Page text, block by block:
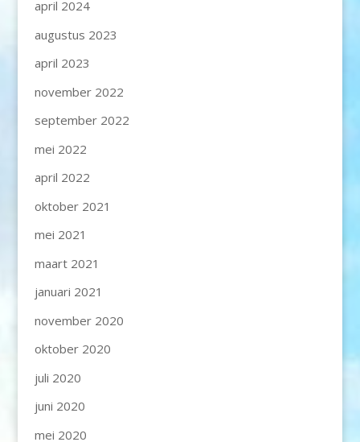
april 2024
augustus 2023
april 2023
november 2022
september 2022
mei 2022
april 2022
oktober 2021
mei 2021
maart 2021
januari 2021
november 2020
oktober 2020
juli 2020
juni 2020
mei 2020